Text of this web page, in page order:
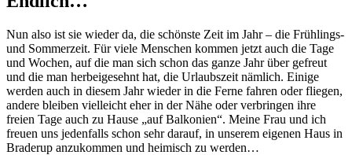
Nun also ist sie wieder da, die schönste Zeit im Jahr – die Frühlings-
und Sommerzeit. Für viele Menschen kommen jetzt auch die Tage
und Wochen, auf die man sich schon das ganze Jahr über gefreut
und die man herbeigesehnt hat, die Urlaubszeit nämlich. Einige
werden auch in diesem Jahr wieder in die Ferne fahren oder fliegen,
andere bleiben vielleicht eher in der Nähe oder verbringen ihre
freien Tage auch zu Hause „auf Balkonien“. Meine Frau und ich
freuen uns jedenfalls schon sehr darauf, in unserem eigenen Haus in
Braderup anzukommen und heimisch zu werden…